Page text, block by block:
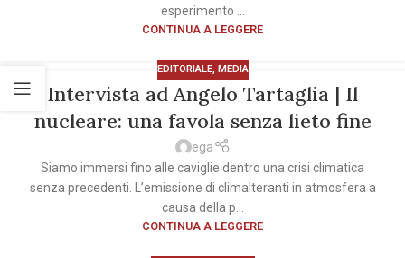
esperimento ...
CONTINUA A LEGGERE
EDITORIALE, MEDIA
Intervista ad Angelo Tartaglia | Il
nucleare: una favola senza lieto fine
ega
Siamo immersi fino alle caviglie dentro una crisi climatica
senza precedenti. L’emissione di climalteranti in atmosfera a
causa della p...
CONTINUA A LEGGERE